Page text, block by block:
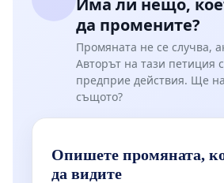
Има ли нещо,
да промените?
Промяната не се случва,
Авторът на тази петиция
предприе действия. Ще
същото?
Опишете промяната,
да видите